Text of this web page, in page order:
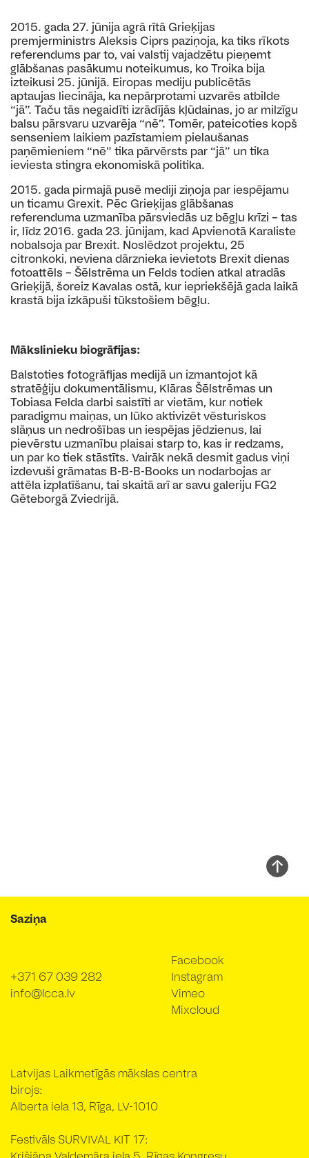
2015. gada 27. jūnija agrā rītā Grieķijas
premjerministrs Aleksis Ciprs paziņoja, ka tiks rīkots
referendums par to, vai valstij vajadzētu pieņemt
glābšanas pasākumu noteikumus, ko Troika bija
izteikusi 25. jūnijā. Eiropas mediju publicētās
aptaujas liecināja, ka nepārprotami uzvarēs atbilde
“jā”. Taču tās negaidīti izrādījās kļūdainas, jo ar milzīgu
balsu pārsvaru uzvarēja “nē”. Tomēr, pateicoties kopš
senseniem laikiem pazīstamiem pielaušanas
paņēmieniem “nē” tika pārvērsts par “jā” un tika
ieviesta stingra ekonomiskā politika.
2015. gada pirmajā pusē mediji ziņoja par iespējamu
un ticamu Grexit. Pēc Grieķijas glābšanas
referenduma uzmanība pārsviedās uz bēgļu krīzi – tas
ir, līdz 2016. gada 23. jūnijam, kad Apvienotā Karaliste
nobalsoja par Brexit. Noslēdzot projektu, 25
citronkoki, neviena dārznieka ievietots Brexit dienas
fotoattēls – Šēlstrēma un Felds todien atkal atradās
Grieķijā, šoreiz Kavalas ostā, kur iepriekšējā gada laikā
krastā bija izkāpuši tūkstošiem bēgļu.
Mākslinieku biogrāfijas:
Balstoties fotogrāfijas medijā un izmantojot kā
stratēģiju dokumentālismu, Klāras Šēlstrēmas un
Tobiasa Felda darbi saistīti ar vietām, kur notiek
paradigmu maiņas, un lūko aktivizēt vēsturiskos
slāņus un nedrošības un iespējas jēdzienus, lai
pievērstu uzmanību plaisai starp to, kas ir redzams,
un par ko tiek stāstīts. Vairāk nekā desmit gadus viņi
izdevuši grāmatas B-B-B-Books un nodarbojas ar
attēla izplatīšanu, tai skaitā arī ar savu galeriju FG2
Gēteborgā Zviedrijā.
Saziņa
+371 67 039 282
info@lcca.lv
Facebook
Instagram
Vimeo
Mixcloud
Latvijas Laikmetīgās mākslas centra
birojs:
Alberta iela 13, Rīga, LV-1010
Festivāls SURVIVAL KIT 17: